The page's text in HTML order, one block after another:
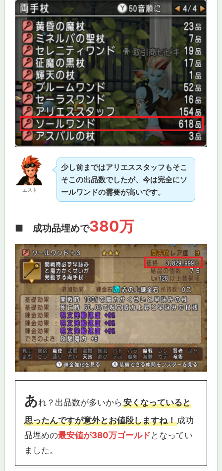
エスト
少し前まではアリエススタッフもそこ
そこの出品数でしたが、今は完全にソ
ールワンドの需要が高いです。
■ 成功品埋めで380万
あれ？出品数が多いから安くなっていると
思ったんですが意外とお値段しますね！成功
品埋めの最安値が380万ゴールド となってい
ました。